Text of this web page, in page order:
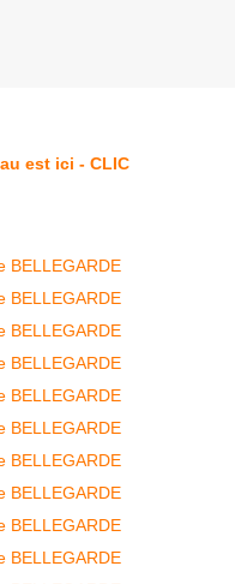
est ici - CLIC